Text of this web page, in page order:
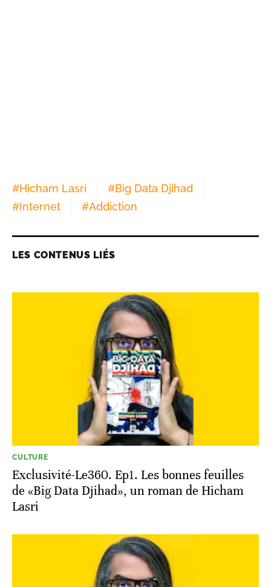
#Hicham Lasri #Big Data Djihad
#Internet #Addiction
LES CONTENUS LIÉS
CULTURE
Exclusivité-Le360. Ep1. Les bonnes feuilles
de «Big Data Djihad», un roman de Hicham
Lasri